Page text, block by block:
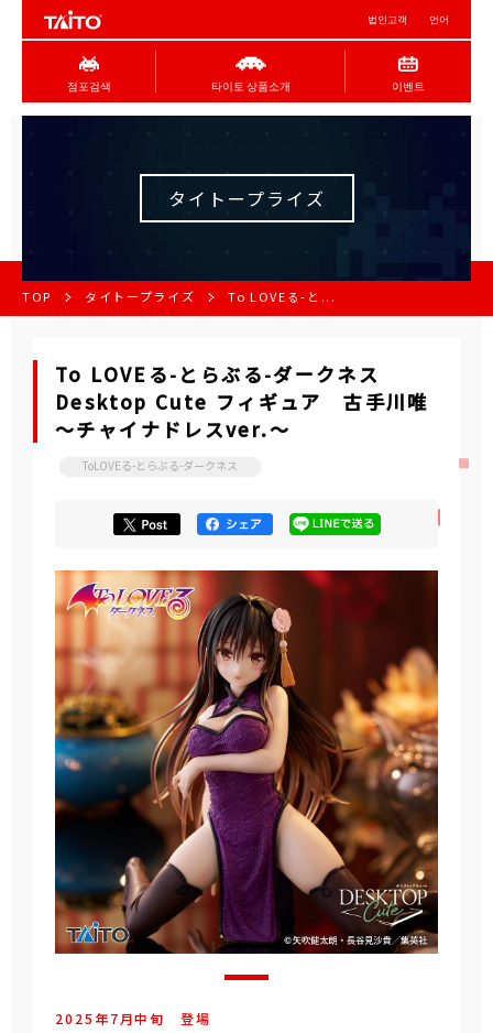
법인고객 언어
점포검색 타이토 상품소개 이벤트
タイトープライズ
TOP タイトープライズ To LOVEる-と...
To LOVEる-とらぶる-ダークネス
Desktop Cute フィギュア 古手川唯
～チャイナドレスver.～
ToLOVEる-とらぶる-ダークネス
2025年7月中旬 登場